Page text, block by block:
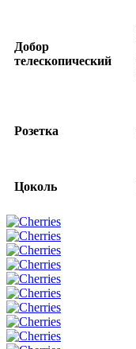
Добор
телескопический
Розетка
Цоколь